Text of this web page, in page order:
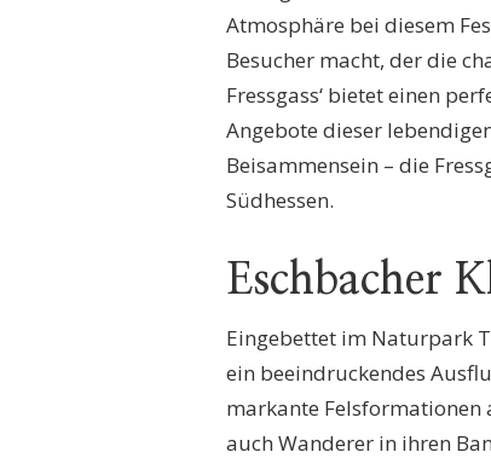
Atmosphäre bei diesem
Besucher macht, der die
Fressgass‘ bietet einen
Angebote dieser
Beisammensein – die
Südhessen.
Eschbacher
Eingebettet im Naturpark
ein beeindruckendes
markante Felsformationen
auch Wanderer in ihren